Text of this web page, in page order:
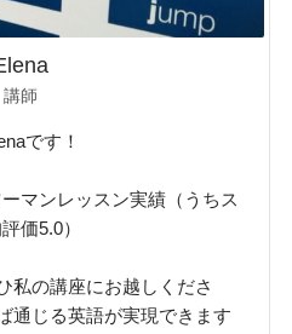
講師
です！
マンレッスン実績（うちス
価5.0）
私の講座にお越しくださ
通じる英語が実現できます